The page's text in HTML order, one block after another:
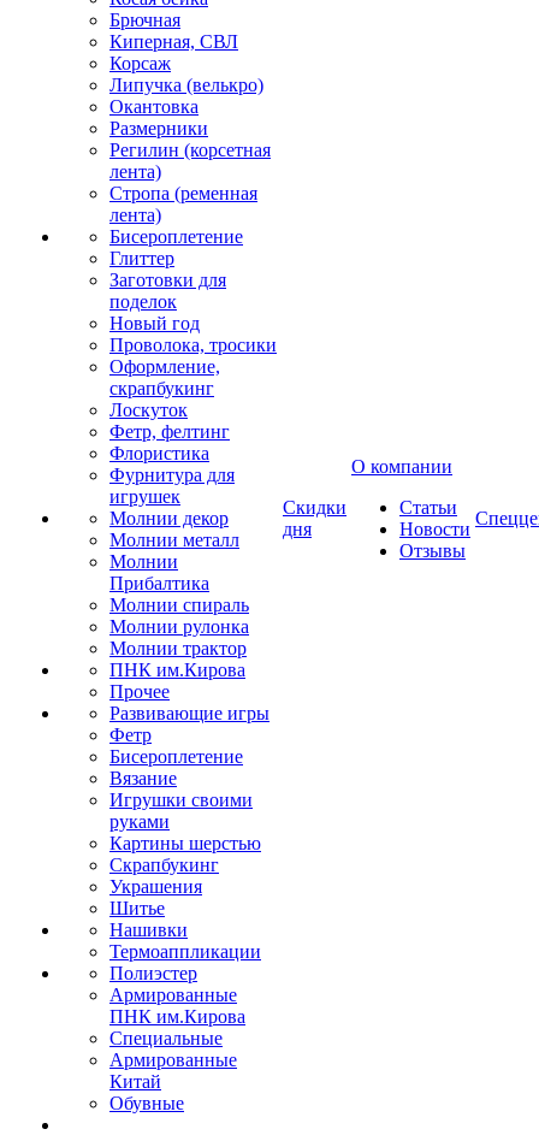
Брючная
Киперная, СВЛ
Корсаж
Липучка (велькро)
Окантовка
Размерники
Регилин (корсетная
лента)
Стропа (ременная
лента)
Бисероплетение
Глиттер
Заготовки для
поделок
Новый год
Проволока, тросики
Оформление,
скрапбукинг
Лоскуток
Фетр, фелтинг
Флористика
Фурнитура для
игрушек
Молнии декор
Молнии металл
Молнии
Прибалтика
Молнии спираль
Молнии рулонка
Молнии трактор
ПНК им.Кирова
Прочее
Развивающие игры
Фетр
Бисероплетение
Вязание
Игрушки своими
руками
Картины шерстью
Скрапбукинг
Украшения
Шитье
Нашивки
Термоаппликации
Полиэстер
Армированные
ПНК им.Кирова
Специальные
Армированные
Китай
Обувные
Скидки
дня
О компании
Статьи
Новости
Отзывы